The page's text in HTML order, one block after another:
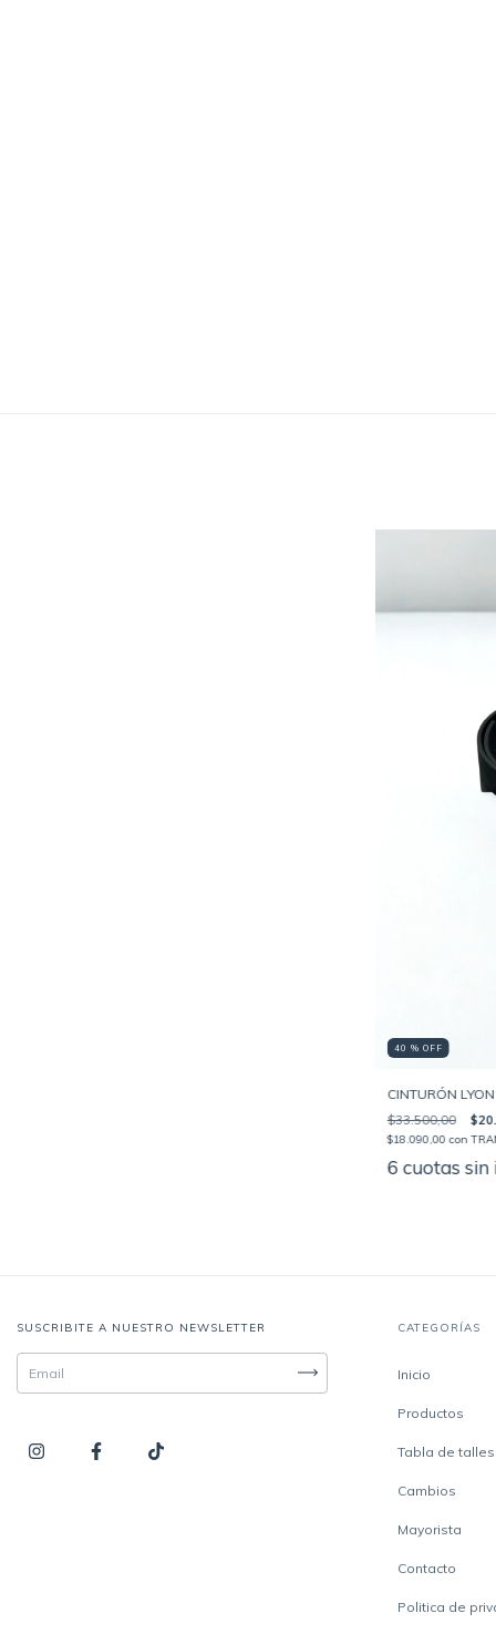
40 % OFF
CINTURÓN LYON
$33.500,00
$18.090,00con
6 cuotas
SUSCRIBITE A NUESTRO NEWSLETTER CATEGORÍAS
Inicio
Productos
Tabla de talles
Cambios
Mayorista
Contacto
Politica de